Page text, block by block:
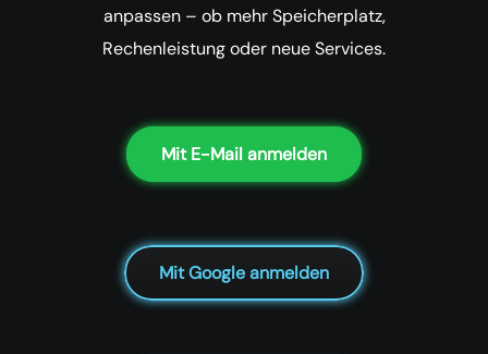
anpassen – ob mehr Speicherplatz,
Rechenleistung oder neue Services.
Mit E-Mail anmelden
Mit Google anmelden